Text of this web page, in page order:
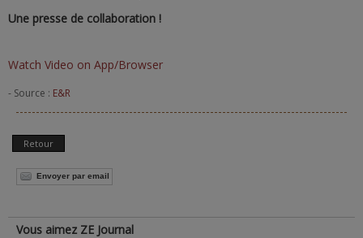
Une presse de collaboration !
Watch Video on App/Browser
- Source : E&R
Retour
Envoyer par email
Vous aimez ZE Journal